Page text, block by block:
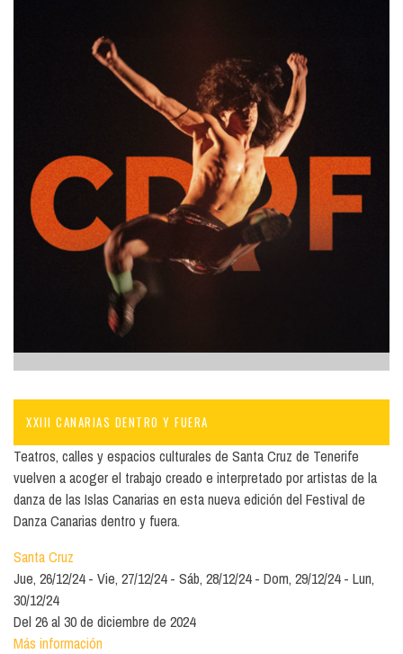
XXIII CANARIAS DENTRO Y FUERA
Teatros, calles y espacios culturales de Santa Cruz de Tenerife
vuelven a acoger el trabajo creado e interpretado por artistas de la
danza de las Islas Canarias en esta nueva edición del Festival de
Danza Canarias dentro y fuera.
Santa Cruz
Jue, 26/12/24
Vie, 27/12/24 Sáb, 28/12/24 Dom, 29/12/24
Lun,
30/12/24
Del 26 al 30 de diciembre de 2024
Más información